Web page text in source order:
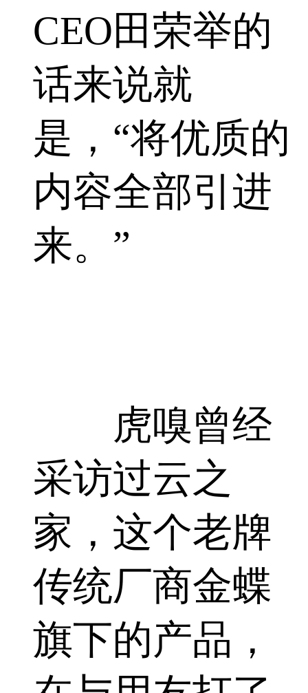
CEO田荣举的
话来说就
是，“将优质的
内容全部引进
来。”
虎嗅曾经
采访过云之
家，这个老牌
传统厂商金蝶
旗下的产品，